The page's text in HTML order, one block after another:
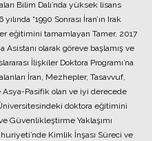
Bilim Dalı’nda yüksek lisans
“1990 Sonrası İran’ın Irak
eğitimini tamamlayan Tamer, 2017
Asistanı olarak göreve başlamış ve
İlişkiler Doktora Programı’na
İran, Mezhepler, Tasavvuf,
Pasifik olan ve iyi derecede
doktora eğitimini
Güvenlikleştirme Yaklaşımı
Kimlik İnşası Süreci ve